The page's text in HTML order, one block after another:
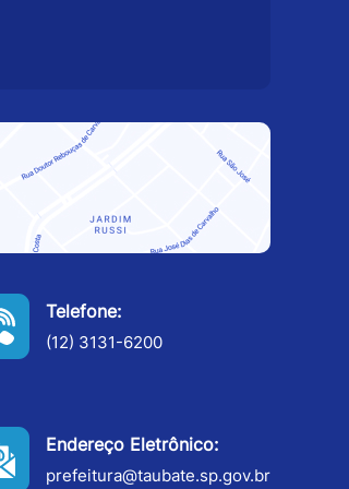
Telefone:
(12) 3131-6200
Endereço Eletrônico:
prefeitura@taubate.sp.gov.br